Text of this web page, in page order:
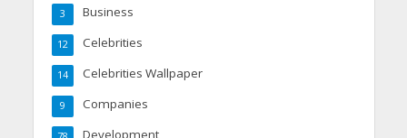
Business
3
Celebrities
12
Celebrities Wallpaper
14
Companies
9
Development